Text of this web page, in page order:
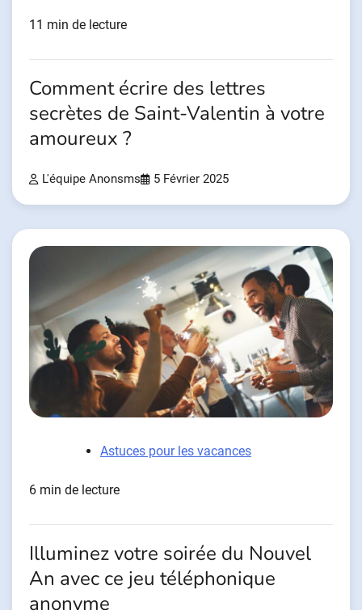
11 min de lecture
Comment écrire des lettres
secrètes de Saint-Valentin à votre
amoureux ?
L'équipe Anonsms 5 Février 2025
Astuces pour les vacances
6 min de lecture
Illuminez votre soirée du Nouvel
An avec ce jeu téléphonique
anonyme